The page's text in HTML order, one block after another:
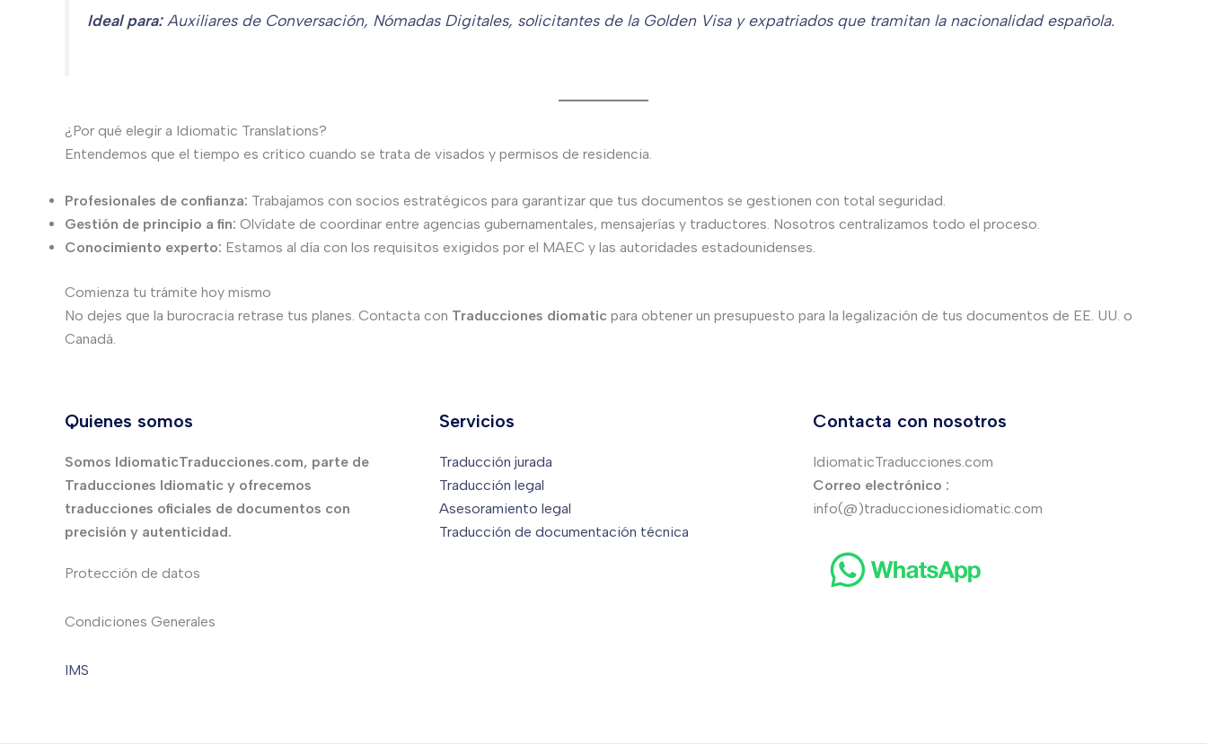
Ideal para:Auxiliares de Conversación, Nómadas Digitales, solicitantes de la Golden Visa y expatriados que tramitan la nacionalidad española.
¿Por qué elegir a Idiomatic Translations?
Entendemos que el tiempo es crítico cuando se trata de visados y permisos de residencia.
Profesionales de confianza: Trabajamos con socios estratégicos para garantizar que tus documentos se gestionen con total seguridad.
Gestión de principio a fin: Olvídate de coordinar entre agencias gubernamentales, mensajerías y traductores. Nosotros centralizamos todo el proceso.
Conocimiento experto: Estamos al día con los requisitos exigidos por el MAEC y las autoridades estadounidenses.
Comienza tu trámite hoy mismo
No dejes que la burocracia retrase tus planes. Contacta con Traducciones diomatic para obtener un presupuesto para la legalización de tus documentos de EE. UU. o
Canadá.
Quienes somos
Somos IdiomaticTraducciones.com, parte de
Traducciones Idiomatic y ofrecemos
traducciones oficiales de documentos con
precisión y autenticidad.
Protección de datos
Condiciones Generales
IMS
Servicios
Traducción jurada
Traducción legal
Asesoramiento legal
Traducción de documentación técnica
Contacta con nosotros
IdiomaticTraducciones.com
Correo electrónico :
info(@)traduccionesidiomatic.com